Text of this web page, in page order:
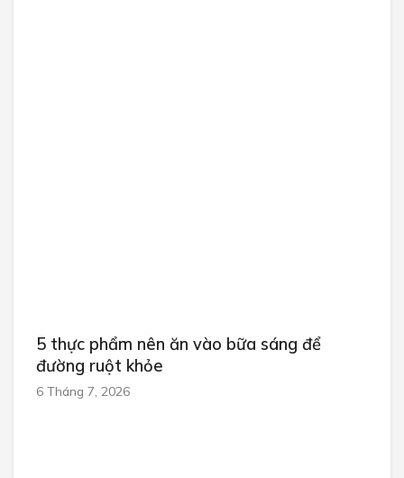
5 thực phẩm nên ăn vào bữa sáng để
đường ruột khỏe
6 Tháng 7, 2026